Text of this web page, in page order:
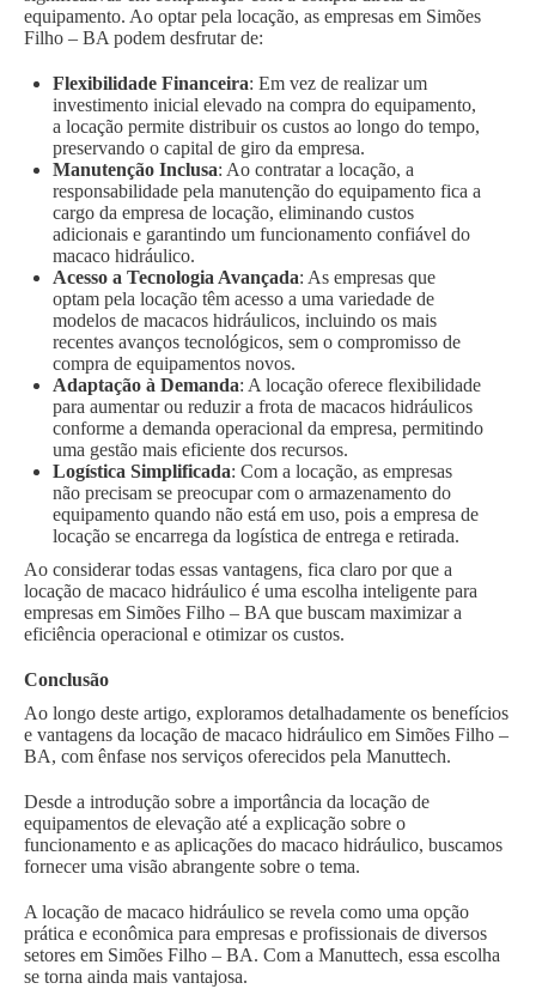
equipamento. Ao optar pela locação, as empresas em Simões
Filho – BA podem desfrutar de:
Flexibilidade Financeira: Em vez de realizar um
investimento inicial elevado na compra do equipamento,
a locação permite distribuir os custos ao longo do tempo,
preservando o capital de giro da empresa.
Manutenção Inclusa: Ao contratar a locação, a
responsabilidade pela manutenção do equipamento fica a
cargo da empresa de locação, eliminando custos
adicionais e garantindo um funcionamento confiável do
macaco hidráulico.
Acesso a Tecnologia Avançada: As empresas que
optam pela locação têm acesso a uma variedade de
modelos de macacos hidráulicos, incluindo os mais
recentes avanços tecnológicos, sem o compromisso de
compra de equipamentos novos.
Adaptação à Demanda: A locação oferece flexibilidade
para aumentar ou reduzir a frota de macacos hidráulicos
conforme a demanda operacional da empresa, permitindo
uma gestão mais eficiente dos recursos.
Logística Simplificada: Com a locação, as empresas
não precisam se preocupar com o armazenamento do
equipamento quando não está em uso, pois a empresa de
locação se encarrega da logística de entrega e retirada.
Ao considerar todas essas vantagens, fica claro por que a
locação de macaco hidráulico é uma escolha inteligente para
empresas em Simões Filho – BA que buscam maximizar a
eficiência operacional e otimizar os custos.
Conclusão
Ao longo deste artigo, exploramos detalhadamente os benefícios
e vantagens da locação de macaco hidráulico em Simões Filho –
BA, com ênfase nos serviços oferecidos pela Manuttech.
Desde a introdução sobre a importância da locação de
equipamentos de elevação até a explicação sobre o
funcionamento e as aplicações do macaco hidráulico, buscamos
fornecer uma visão abrangente sobre o tema.
A locação de macaco hidráulico se revela como uma opção
prática e econômica para empresas e profissionais de diversos
setores em Simões Filho – BA. Com a Manuttech, essa escolha
se torna ainda mais vantajosa.